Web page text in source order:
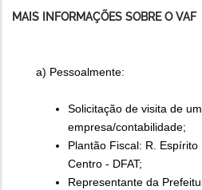
MAIS INFORMAÇÕES SOBRE O VAF
a) Pessoalmente:
Solicitação de visita de
empresa/contabilidade;
Plantão Fiscal: R.
Centro - DFAT;
Representante da